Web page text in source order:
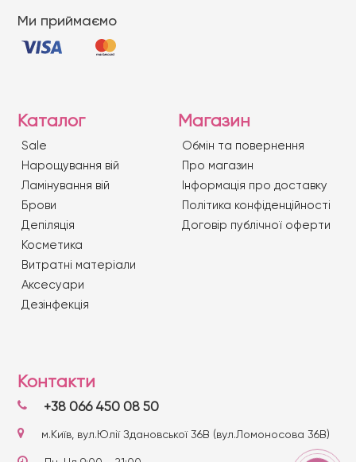
Ми приймаємо
Каталог
Sale
Нарощування вій
Ламінування вій
Брови
Депіляція
Косметика
Витратні матеріали
Аксесуари
Дезінфекція
Магазин
Обмін та повернення
Про магазин
Iнформація про доставку
Політика конфіденційності
Договір публічної оферти
Контакти
+38 066 450 08 50
м.Київ, вул.Юлії Здановської 36В (вул.Ломоносова 36В)